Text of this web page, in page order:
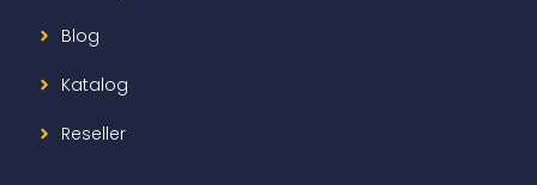
Blog
Katalog
Reseller